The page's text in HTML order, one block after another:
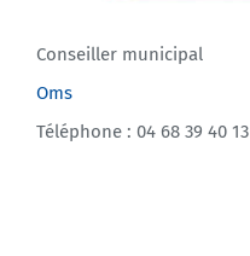
Conseiller municipal
Oms
Téléphone : 04 68 39 40 13